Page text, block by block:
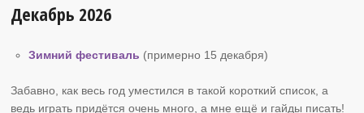
Декабрь 2026
Зимний фестиваль (примерно 15 декабря)
Забавно, как весь год уместился в такой короткий список, а
ведь играть придётся очень много, а мне ещё и гайды писать!